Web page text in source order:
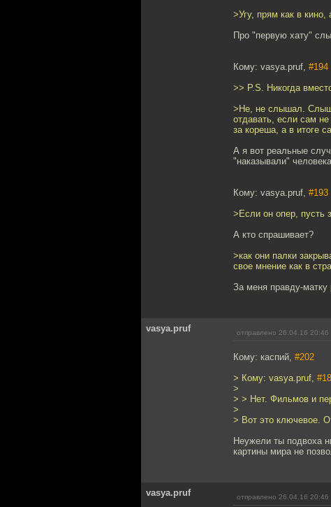
>Угу, прям как в
Про "первую хату"
Кому: vasya.pruf, #194
>> P.S. Никогда
>Не, не слышал.
отдавать, если сам
за кореша, а в итоге
А я вот реальные
"наказывали"
Кому: vasya.pruf, #193
>Если он опер, пусть
А кто спрашивает?
>как они палки
свое мнение как в
За меня правду-
vasya.pruf отправлено 26.04.16 20:46
Кому: каспий, #202
> Кому: vasya.pruf,
>
> > Нет. Фильмов и
>
> Вот это ключевое.
Неужели ты подвоха
картины мира не
vasya.pruf отправлено 26.04.16 20:46